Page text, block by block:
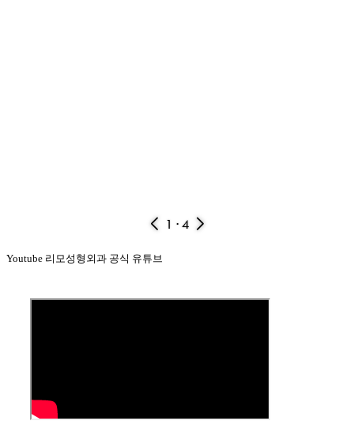
1 · 4
Youtube 리모성형외과 공식 유튜브